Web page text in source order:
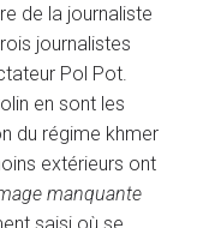
de la journaliste
journalistes
Pol Pot.
en sont les
du régime khmer
extérieurs ont
manquante
saisi où se